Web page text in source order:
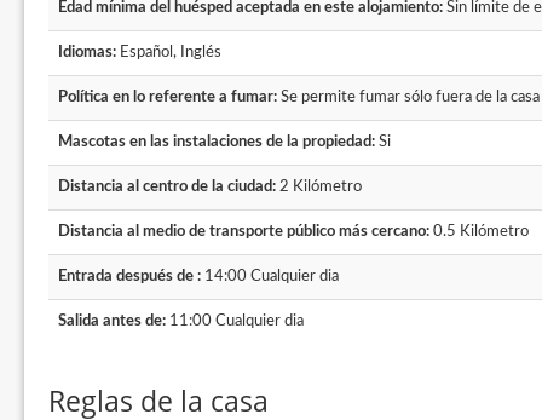
Edad mínima del huésped aceptada en este alojamiento: Sin límite de
Idiomas: Español, Inglés
Política en lo referente a fumar: Se permite fumar sólo fuera de la casa
Mascotas en las instalaciones de la propiedad: Si
Distancia al centro de la ciudad: 2 Kilómetro
Distancia al medio de transporte público más cercano: 0.5 Kilómetro
Entrada después de : 14:00 Cualquier dia
Salida antes de: 11:00 Cualquier dia
Reglas de la casa